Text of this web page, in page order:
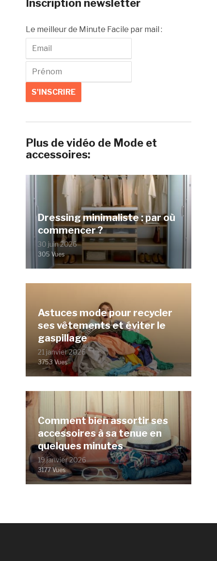
Inscription newsletter
Le meilleur de Minute Facile par mail :
Plus de vidéo de Mode et
accessoires:
Dressing minimaliste : par où
commencer ?
30 juin 2026
305 Vues
Astuces mode pour recycler
ses vêtements et éviter le
gaspillage
21 janvier 2026
3753 Vues
Comment bien assortir ses
accessoires à sa tenue en
quelques minutes
19 janvier 2026
3177 Vues